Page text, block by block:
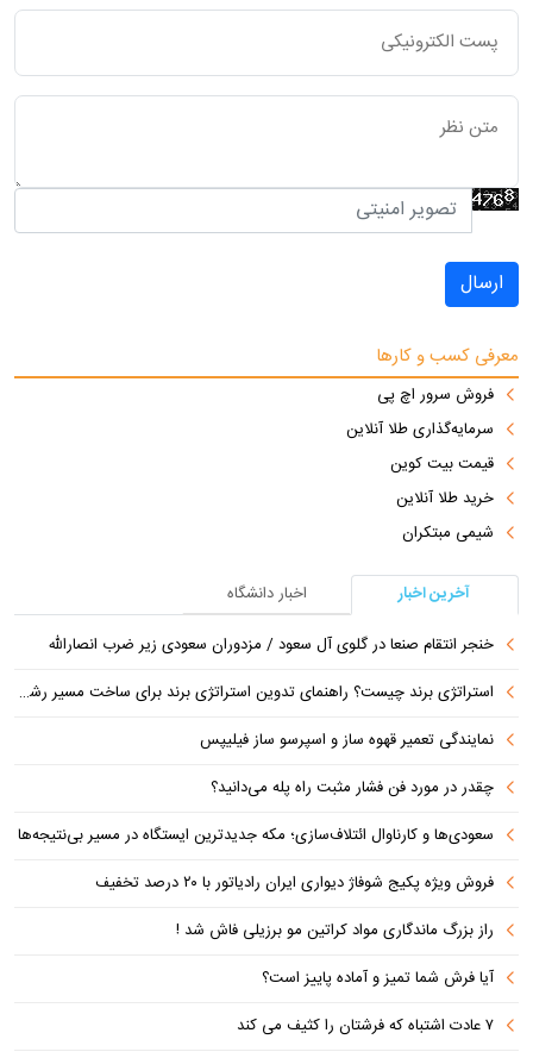
ارسال
معرفی کسب و کارها
فروش سرور اچ پی
سرمایه‌گذاری طلا آنلاین
قیمت بیت کوین
خرید طلا آنلاین
شیمی مبتکران
آخرین اخبار
اخبار دانشگاه
خنجر انتقام صنعا در گلوی آل سعود / مزدوران سعودی زیر ضرب انصارالله
استراتژی برند چیست؟ راهنمای تدوین استراتژی برند برای ساخت مسیر رشد متمایز
نمایندگی تعمیر قهوه ساز و اسپرسو ساز فیلیپس
چقدر در مورد فن فشار مثبت راه پله می‌دانید؟
سعودی‌ها و کارناوال ائتلاف‌سازی؛ مکه جدیدترین ایستگاه در مسیر بی‌نتیجه‌ها
فروش ویژه پکیج شوفاژ دیواری ایران رادیاتور با ۲۰ درصد تخفیف
راز بزرگ ماندگاری مواد کراتین مو برزیلی فاش شد !
آیا فرش شما تمیز و آماده پاییز است؟
۷ عادت اشتباه که فرشتان را کثیف می کند